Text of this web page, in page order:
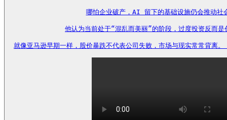
哪怕企业破产，AI 留下的基础设施仍会推动社
他认为当前处于“混乱而美丽”的阶段，过度投资反而是
就像亚马逊早期一样，股价暴跌不代表公司失败，市场与现实常常